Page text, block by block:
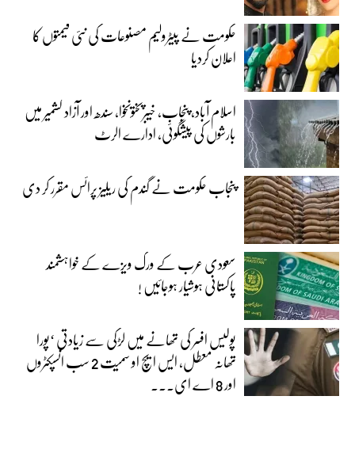
حکومت نے پیٹرولیم مصنوعات کی نئی قیمتوں کا
اعلان کردیا
اسلام آباد، پنجاب، خیبرپختونخوا، سندھ اور آزاد کشمیر میں
بارشوں کی پیشگوئی، ادارے الرٹ
پنجاب حکومت نے گندم کی ریلیز پرائس مقرر کر دی‎
سعودی عرب کے ورک ویزے کے خواہشمند
پاکستانی ہوشیار ہوجائیں !
پولیس افسر کی تھانے میں لڑکی سے زیادتی ‘پورا
تھانہ معطل، ایس ایچ او سمیت 2 سب انسپکٹروں
اور 8 اے ای...